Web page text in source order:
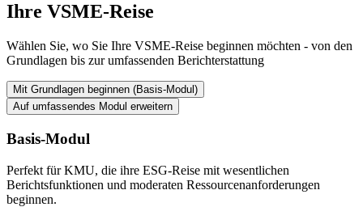
Ihre VSME-Reise
Wählen Sie, wo Sie Ihre VSME-Reise beginnen möchten - von den
Grundlagen bis zur umfassenden Berichterstattung
Mit Grundlagen beginnen (Basis-Modul)
Auf umfassendes Modul erweitern
Basis-Modul
Perfekt für KMU, die ihre ESG-Reise mit wesentlichen
Berichtsfunktionen und moderaten Ressourcenanforderungen
beginnen.